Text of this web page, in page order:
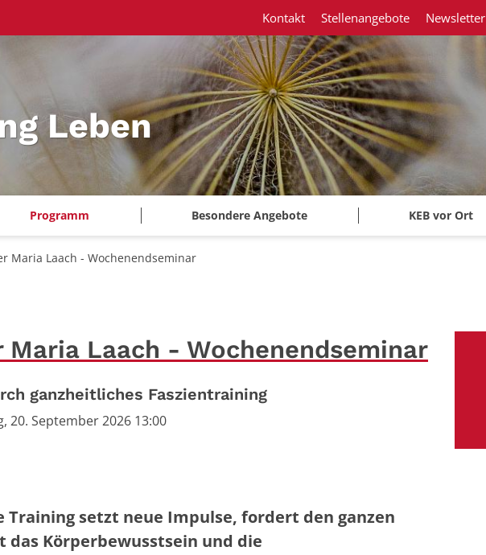
Leben
Programm Besondere Angebote KEB vor Ort
Kontakt Stellenangebote Newsletter
Maria Laach - Wochenendseminar
Maria Laach - Wochenendseminar
ganzheitliches Faszientraining
20. September 2026 13:00
Training setzt neue Impulse, fordert den ganzen
das Körperbewusstsein und die